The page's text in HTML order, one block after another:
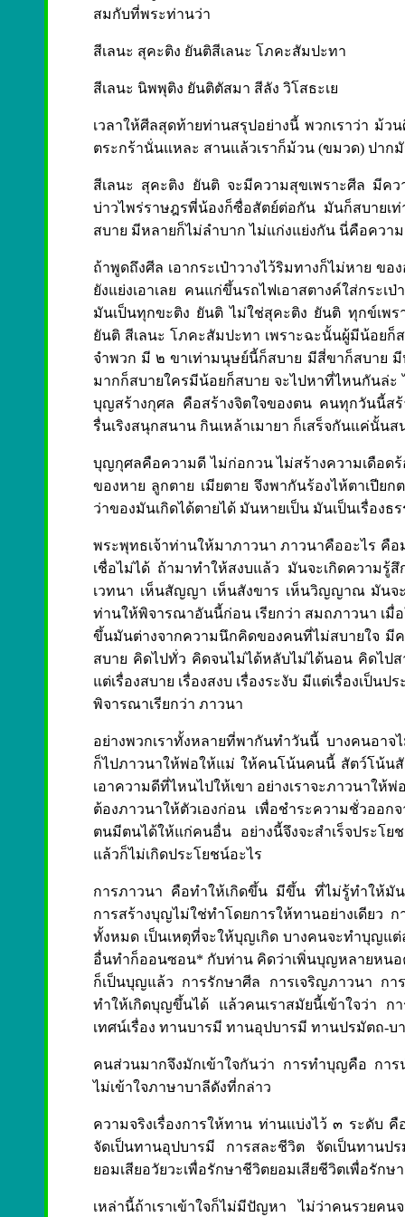
สมกับที่พระท่านว่า
สีเลนะ สุคะติง ยันติสีเลนะ โภคะสัมปะทา
สีเลนะ นิพพุติง ยันติตัสมา สีลัง วิโสธะเย
เวลาให้ศีลสุดท้ายท่านสรุปอย่างนี้ พวกเราว่า ม้
ตระกร้านั่นแหละ สานแล้วเราก็ม้วน (ขมวด) ปาก
สีเลนะ สุคะติง ยันติ จะมีความสุขเพราะศีล มีค
บ่าวไพร่ราษฎรพี่น้องก็ซื่อสัตย์ต่อกัน มันก็สบาย
สบาย มีหลายก็ไม่ลำบาก ไม่แก่งแย่งกัน นี่คือควา
ถ้าพูดถึงศีล เอากระเป๋าวางไว้ริมทางก็ไม่หาย ข
ยังแย่งเอาเลย คนแก่ขึ้นรถไฟเอาสตางค์ใส่กระ
มันเป็นทุกขะติง ยันติ ไม่ใช่สุคะติง ยันติ ทุกข์เพร
ยันติ สีเลนะ โภคะสัมปะทา เพราะฉะนั้นผู้มีน้อย
จำพวก มี ๒ ขาเท่ามนุษย์นี้ก็สบาย มีสี่ขาก็สบาย
มากก็สบายใครมีน้อยก็สบาย จะไปหาที่ไหนกันล่
บุญสร้างกุศล คือสร้างจิตใจของตน คนทุกวันนี้ส
รื่นเริงสนุกสนาน กินเหล้าเมายา ก็เสร็จกันแค่นั้นส
บุญกุศลคือความดี ไม่ก่อกวน ไม่สร้างความเดือดร้
ของหาย ลูกตาย เมียตาย จึงพากันร้องไห้ตาเปีย
ว่าของมันเกิดได้ตายได้ มันหายเป็น มันเป็นเรื่อง
พระพุทธเจ้าท่านให้มาภาวนา ภาวนาคืออะไร คื
เชื่อไม่ได้ ถ้ามาทำให้สงบแล้ว มันจะเกิดความ
เวทนา เห็นสัญญา เห็นสังขาร เห็นวิญญาณ มันจ
ท่านให้พิจารณาอันนี้ก่อน เรียกว่า สมถภาวนา เมื่
ขึ้นมันต่างจากความนึกคิดของคนที่ไม่สบายใจ มี
สบาย คิดไปทั่ว คิดจนไม่ได้หลับไม่ได้นอน คิดไป
แต่เรื่องสบาย เรื่องสงบ เรื่องระงับ มีแต่เรื่องเป็
พิจารณาเรียกว่า ภาวนา
อย่างพวกเราทั้งหลายที่พากันทำวันนี้ บางคนอาจ
ก็ไปภาวนาให้พ่อให้แม่ ให้คนโน้นคนนี้ สัตว์โน้น
เอาความดีที่ไหนไปให้เขา อย่างเราจะภาวนาให้
ต้องภาวนาให้ตัวเองก่อน เพื่อชำระความชั่วออ
ตนมีตนได้ให้แก่คนอื่น อย่างนี้จึงจะสำเร็จประโ
แล้วก็ไม่เกิดประโยชน์อะไร
การภาวนา คือทำให้เกิดขึ้น มีขึ้น ที่ไม่รู้ทำให้มั
การสร้างบุญไม่ใช่ทำโดยการให้ทานอย่างเดียว
ทั้งหมด เป็นเหตุที่จะให้บุญเกิด บางคนจะทำบุญแ
อื่นทำก็ออนซอน* กับท่าน คิดว่าเพิ่นบุญหลายหน
ก็เป็นบุญแล้ว การรักษาศีล การเจริญภาวนา กา
ทำให้เกิดบุญขึ้นได้ แล้วคนเราสมัยนี้เข้าใจว่า
เทศน์เรื่อง ทานบารมี ทานอุปบารมี ทานปรมัตถ-บ
คนส่วนมากจึงมักเข้าใจกันว่า การทำบุญคือ การ
ไม่เข้าใจภาษาบาลีดังที่กล่าว
ความจริงเรื่องการให้ทาน ท่านแบ่งไว้ ๓ ระดับ
จัดเป็นทานอุปบารมี การสละชีวิต จัดเป็นทานป
ยอมเสียอวัยวะเพื่อรักษาชีวิตยอมเสียชีวิตเพื่อรักษ
เหล่านี้ถ้าเราเข้าใจก็ไม่มีปัญหา ไม่ว่าคนรวยค